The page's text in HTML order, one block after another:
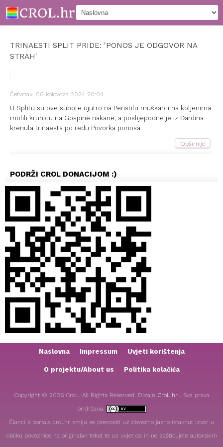
TRINAESTI SPLIT PRIDE: 'PONOS JE ODGOVOR NA
STRAH'
Četvrtak, 08 kolovoza 2024 20:04
U Splitu su ove subote ujutro na Peristilu muškarci na koljenima
molili krunicu na Gospine nakane, a poslijepodne je iz Đardina
krenula trinaesta po redu Povorka ponosa.
Opširnije
PODRŽI CROL DONACIJOM :)
Naslovna Impressum Uvjeti korištenja
O projektu/About us Politika kolačića
Copyright © 2026 CroL. All Rights Reserved. Dizajn CroL.hr . Sva prava
pridržana.
Članci s portala crol.hr smiju se prenositi uz obvezno jasno istaknut izvor u
obliku poveznice na originalan tekst te uz uvjet da ih ne zaštićujete autorskim